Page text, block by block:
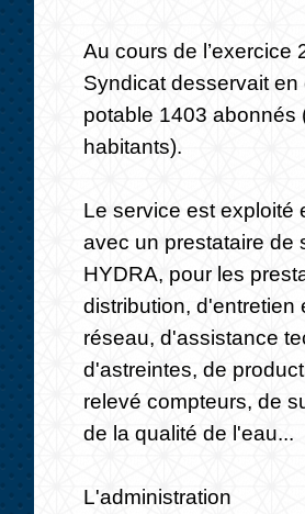
Au cours de l’exercice
Syndicat desservait en
potable 1403 abonnés
habitants).
Le service est exploité
avec un prestataire de
HYDRA, pour les
distribution, d'entretien
réseau, d'assistance
d'astreintes, de
relevé compteurs, de
de la qualité de l'eau...
L'administration